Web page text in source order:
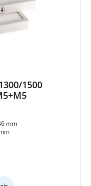
1500
mm